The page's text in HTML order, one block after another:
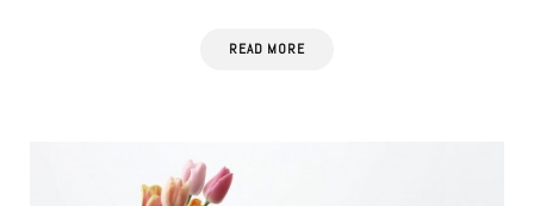
READ MORE